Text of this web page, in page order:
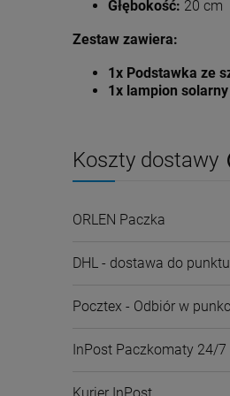
Głębokość: 20 cm
Zestaw zawiera:
1x Podstawka ze
1x lampion solarny
Koszty dostawy
ORLEN Paczka
DHL - dostawa do punktu
Pocztex - Odbiór w
InPost Paczkomaty 24/7